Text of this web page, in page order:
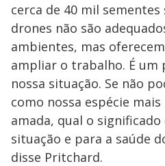
cerca de 40 mil sementes
drones não são
ambientes, mas
ampliar o trabalho. É um
nossa situação. Se não
como nossa espécie
amada, qual o
situação e para a saúde
disse Pritchard.